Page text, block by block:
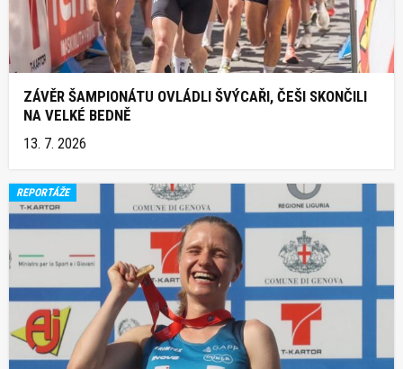
ZÁVĚR ŠAMPIONÁTU OVLÁDLI ŠVÝCAŘI, ČEŠI SKONČILI
NA VELKÉ BEDNĚ
13. 7. 2026
REPORTÁŽE